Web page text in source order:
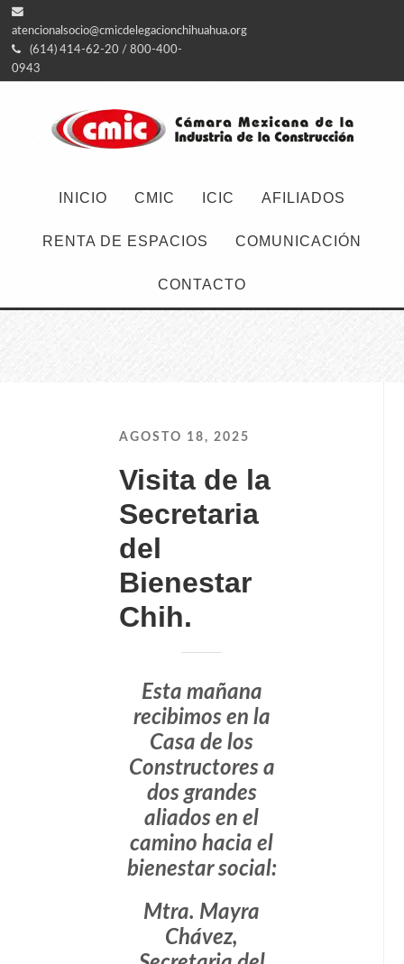
atencionalsocio@cmicdelegacionchihuahua.org
(614) 414-62-20 / 800-400-
0943
INICIO CMIC ICIC AFILIADOS
RENTA DE ESPACIOS COMUNICACIÓN
CONTACTO
AGOSTO 18, 2025
Visita de la
Secretaria
del
Bienestar
Chih.
Esta mañana
recibimos en la
Casa de los
Constructores a
dos grandes
aliados en el
camino hacia el
bienestar social:
Mtra. Mayra
Chávez,